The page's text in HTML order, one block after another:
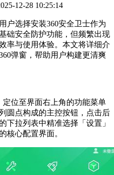
12-28 10:25:14
户选择安装360安全卫士作为
础安全防护功能，但频繁出现
率与使用体验。本文将详细介
弹窗，帮助用户构建更清爽
定位至界面右上角的功能菜单
圆点构成的主控按钮，点击后
下拉列表中精准选择「设置」
核心配置界面。